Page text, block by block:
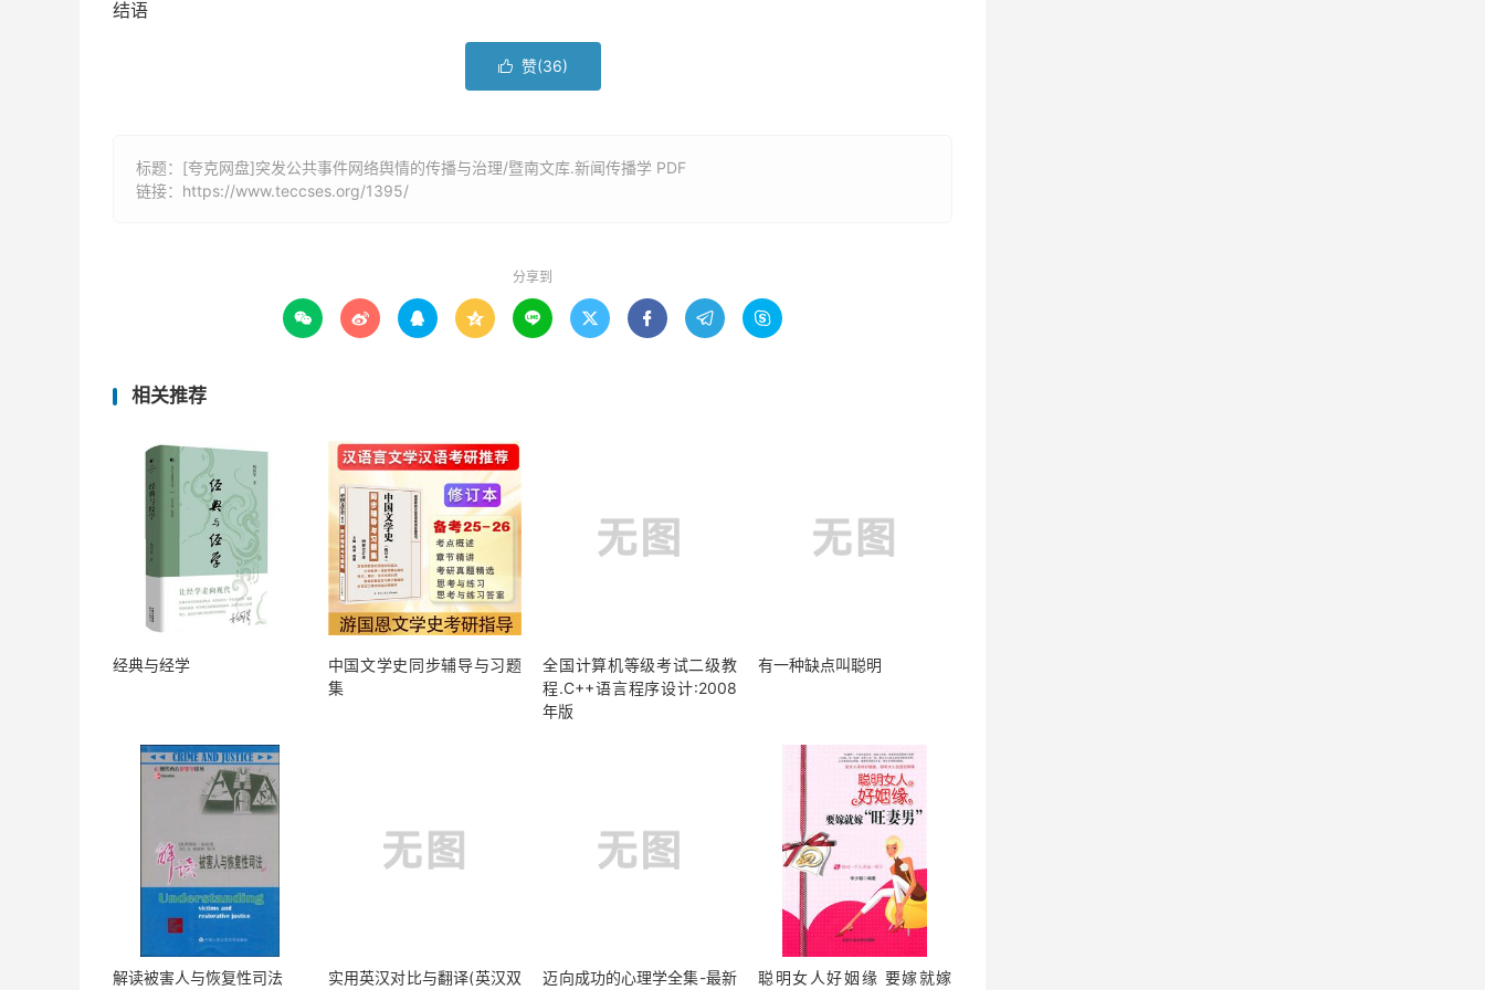
结语
 赞(36)
标题：[夸克网盘]突发公共事件网络舆情的传播与治理/暨南文库.新闻传播学 PDF
链接： https://www.teccses.org/1395/
分享到
        
相关推荐
经典与经学
中国文学史同步辅导与习题
集
全国计算机等级考试二级教
程.C++语言程序设计:2008
年版
有一种缺点叫聪明
解读被害人与恢复性司法 实用英汉对比与翻译(英汉双 迈向成功的心理学全集-最新 聪明女人好姻缘 要嫁就嫁